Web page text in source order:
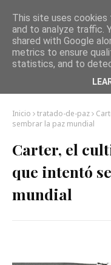
Inicio tratado-de-paz
sembrar la paz mundial
Carter, el
que intentó
mundial
This site uses
and to analyze traffic.
shared with Google
metrics to ensure
statistics, and to